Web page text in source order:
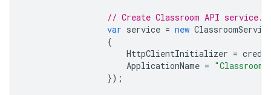
// Create Classroom API service.
var service = new
{
HttpClientInitializer =
ApplicationName = "Classroom
});